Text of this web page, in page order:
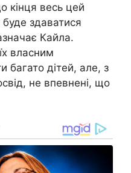
кінця весь цей
здаватися
Кайла.
власним
багато дітей, але, з
не впевнені, що